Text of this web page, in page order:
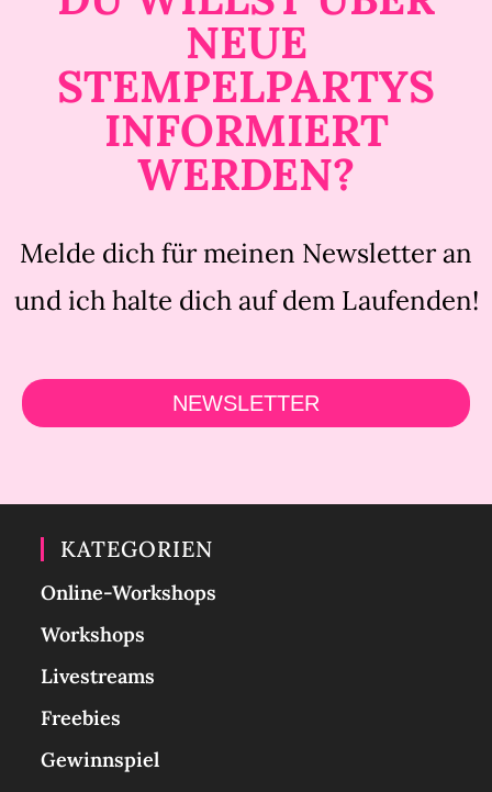
NEUE
STEMPELPARTYS
INFORMIERT
WERDEN?
Melde dich für meinen Newsletter an
und ich halte dich auf dem Laufenden!
NEWSLETTER
KATEGORIEN
Online-Workshops
Workshops
Livestreams
Freebies
Gewinnspiel